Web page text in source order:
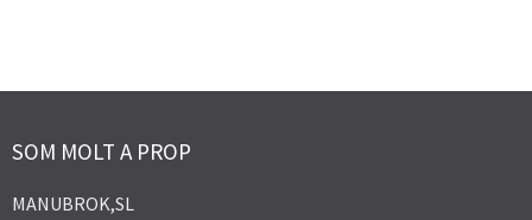
SOM MOLT A PROP
MANUBROK,SL